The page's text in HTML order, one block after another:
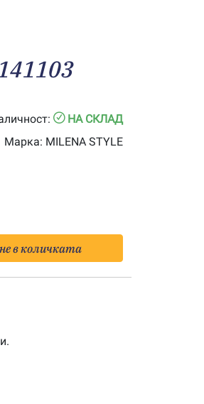
НА СКЛАД
Марка: MILENA STYLE
в количката